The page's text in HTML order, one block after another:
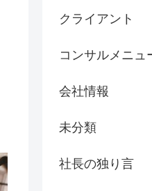
クライアント
コンサルメニュ
会社情報
未分類
社長の独り言